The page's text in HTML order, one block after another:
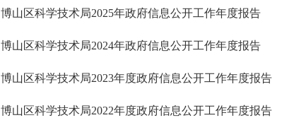
博山区科学技术局2025年政府信息公开工作年度报告
博山区科学技术局2024年政府信息公开工作年度报告
博山区科学技术局2023年度政府信息公开工作年度报告
博山区科学技术局2022年度政府信息公开工作年度报告